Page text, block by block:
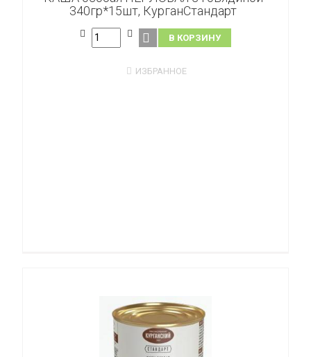
340гр*15шт, КурганСтандарт
В КОРЗИНУ
ИЗБРАННОЕ